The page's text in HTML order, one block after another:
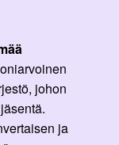
johon
ja